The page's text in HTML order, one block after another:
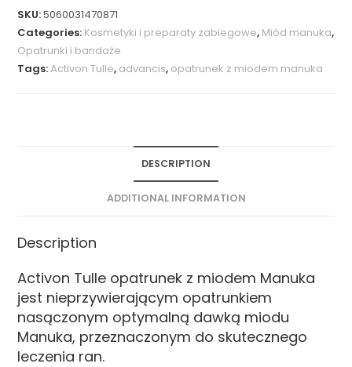
SKU:5060031470871
Categories: Kosmetyki i preparaty zabiegowe, Miód manuka,
Opatrunki i bandaże
Tags:Activon Tulle, advancis, opatrunek z miodem manuka
DESCRIPTION
ADDITIONAL INFORMATION
Description
Activon Tulle opatrunek z miodem Manuka
jest nieprzywierającym opatrunkiem
nasączonym optymalną dawką miodu
Manuka, przeznaczonym do skutecznego
leczenia ran.